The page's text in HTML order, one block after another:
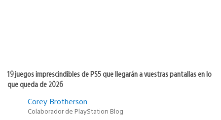
19 juegos imprescindibles de PS5 que llegarán a vuestras pantallas en lo
que queda de 2026
Corey Brotherson
Colaborador de PlayStation Blog